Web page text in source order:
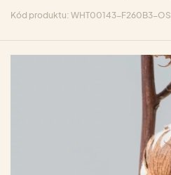
Kód produktu: WHT00143-F260B3-OS